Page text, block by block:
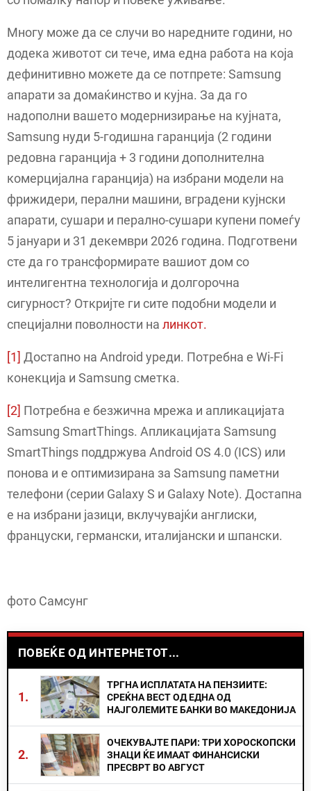
Многу може да се случи во наредните години, но
додека животот си тече, има една работа на која
дефинитивно можете да се потпрете: Samsung
апарати за домаќинство и кујна. За да го
надополни вашето модернизирање на кујната,
Samsung нуди 5-годишна гаранција (2 години
редовна гаранција + 3 години дополнителна
комерцијална гаранција) на избрани модели на
фрижидери, перални машини, вградени кујнски
апарати, сушари и перално-сушари купени помеѓу
5 јануари и 31 декември 2026 година. Подготвени
сте да го трансформирате вашиот дом со
интелигентна технологија и долгорочна
сигурност? Откријте ги сите подобни модели и
специјални поволности на линкот.
[1] Достапно на Android уреди. Потребна е Wi-Fi
конекција и Samsung сметка.
[2] Потребна е безжична мрежа и апликацијата
Samsung SmartThings. Апликацијата Samsung
SmartThings поддржува Android OS 4.0 (ICS) или
понова и е оптимизирана за Samsung паметни
телефони (серии Galaxy S и Galaxy Note). Достапна
е на избрани јазици, вклучувајќи англиски,
француски, германски, италијански и шпански.
фото Самсунг
ПОВЕЌЕ ОД ИНТЕРНЕТОТ...
1.
ТРГНА ИСПЛАТАТА НА ПЕНЗИИТЕ:
СРЕЌНА ВЕСТ ОД ЕДНА ОД
НАЈГОЛЕМИТЕ БАНКИ ВО МАКЕДОНИЈА
2.
ОЧЕКУВАЈТЕ ПАРИ: ТРИ ХОРОСКОПСКИ
ЗНАЦИ ЌЕ ИМААТ ФИНАНСИСКИ
ПРЕСВРТ ВО АВГУСТ